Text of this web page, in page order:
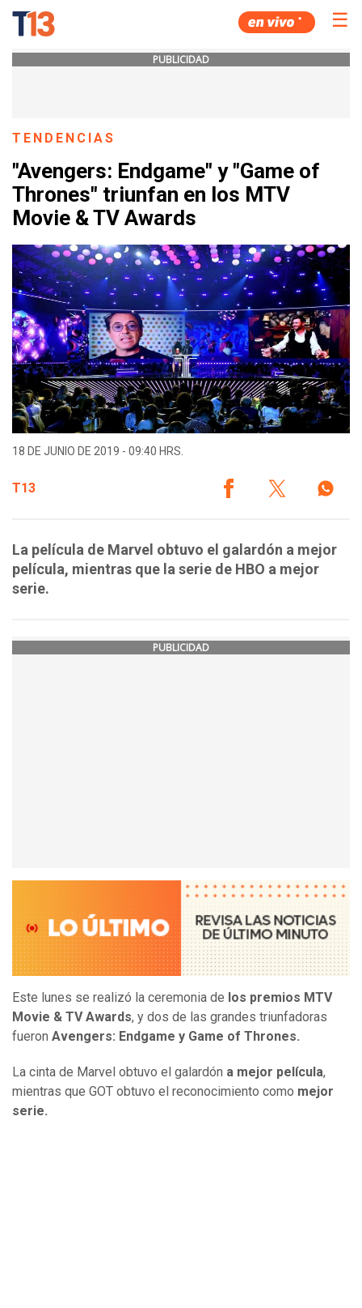
☰
PUBLICIDAD
TENDENCIAS
"Avengers: Endgame" y "Game of
Thrones" triunfan en los MTV
Movie & TV Awards
18 DE JUNIO DE 2019 - 09:40 HRS.
T13
La película de Marvel obtuvo el galardón a mejor
película, mientras que la serie de HBO a mejor
serie.
PUBLICIDAD
Este lunes se realizó la ceremonia de los premios MTV
Movie & TV Awards, y dos de las grandes triunfadoras
fueron Avengers: Endgame y Game of Thrones.
La cinta de Marvel obtuvo el galardón a mejor película,
mientras que GOT obtuvo el reconocimiento como mejor
serie.